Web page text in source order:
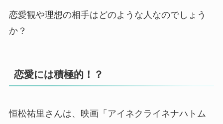
恋愛観や理想の相手はどのような人なのでしょう
か？
恋愛には積極的！？
恒松祐里さんは、映画「アイネクライネナハトム